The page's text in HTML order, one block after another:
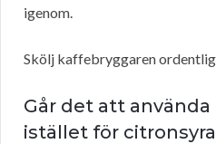
igenom.
Skölj kaffebryggaren
Går det att
istället för